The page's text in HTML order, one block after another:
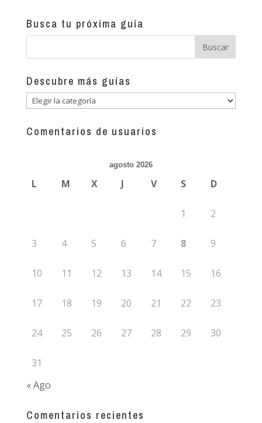
Busca tu próxima guía
Descubre más guías
Descubre
guías
Comentarios de usuarios
agosto 2026
L M X J V S D
1 2
3 4 5 6 7 8 9
10 11 12 13 14 15 16
17 18 19 20 21 22 23
24 25 26 27 28 29 30
31
« Ago
Comentarios recientes